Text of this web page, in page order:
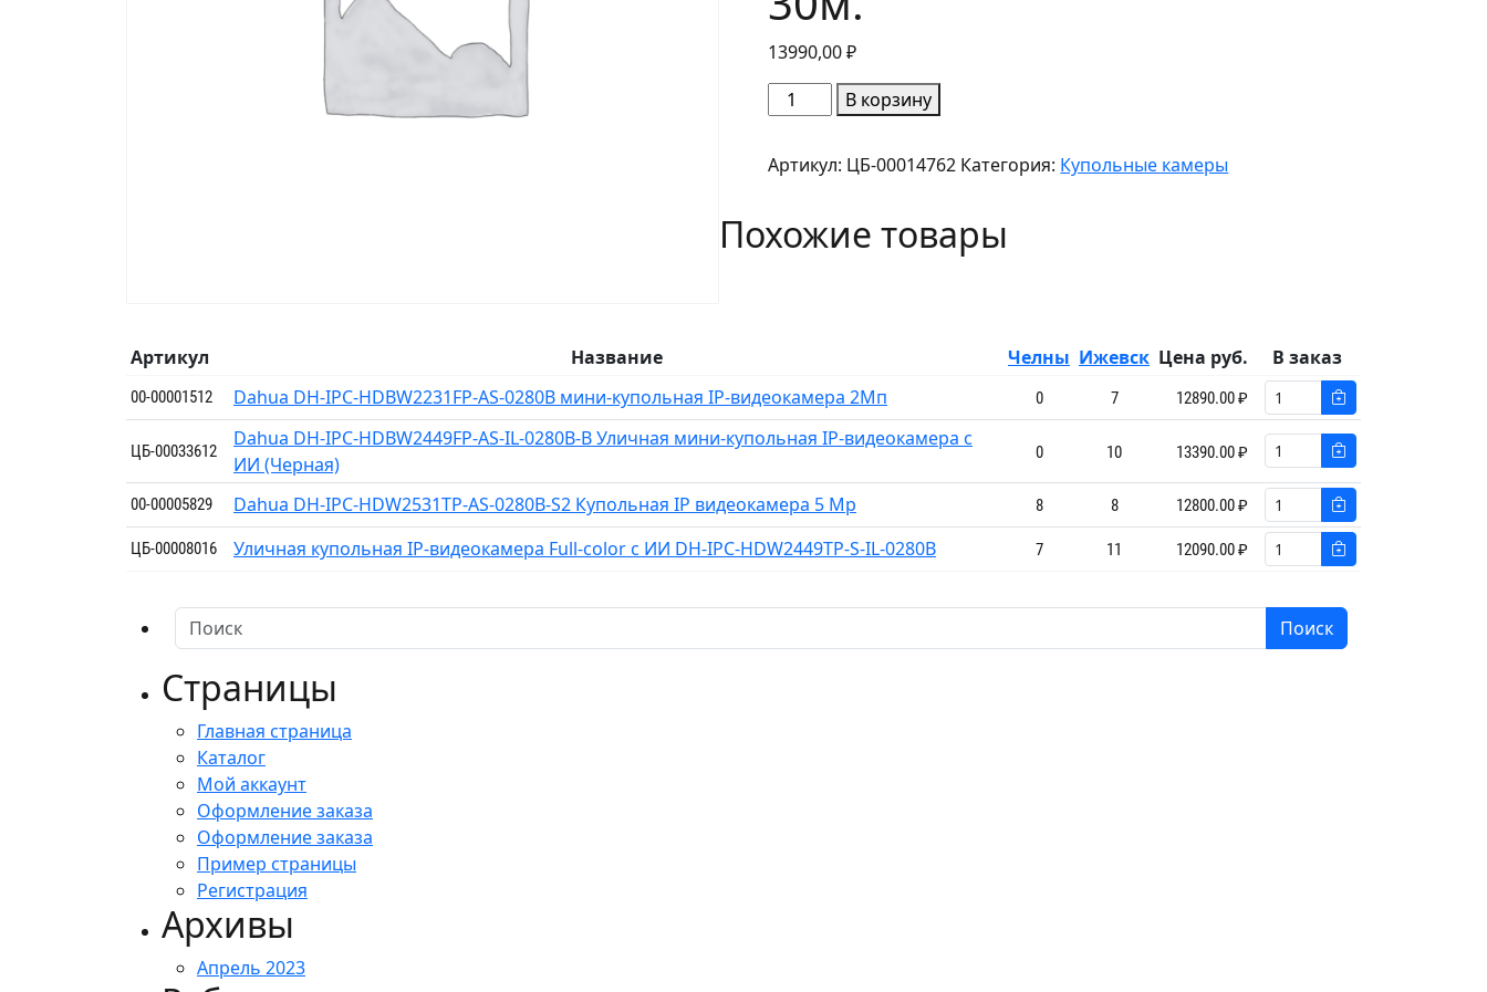
13990,00₽
Количество
товара
DH-
HDW1839TP-
A-
купольная
IP-
видеокамера
ИК-
подсветкой
LED-
В корзину
Артикул: ЦБ-00014762 Категория: Купольные камеры
Похожие товары
Артикул Название Челны Ижевск Цена руб. В заказ
00-00001512 Dahua DH-IPC-HDBW2231FP-AS-0280B мини-купольная IP-видеокамера 2Мп 0 7 12890.00 ₽
ЦБ-00033612
Dahua DH-IPC-HDBW2449FP-AS-IL-0280B-B Уличная мини-купольная IP-видеокамера с
ИИ (Черная)
0 10 13390.00 ₽
00-00005829 Dahua DH-IPC-HDW2531TP-AS-0280B-S2 Купольная IP видеокамера 5 Mp 8 8 12800.00 ₽
ЦБ-00008016 Уличная купольная IP-видеокамера Full-color с ИИ DH-IPC-HDW2449TP-S-IL-0280B 7 11 12090.00 ₽
Поиск
Страницы
Главная страница
Каталог
Мой аккаунт
Оформление заказа
Оформление заказа
Пример страницы
Регистрация
Архивы
Апрель 2023